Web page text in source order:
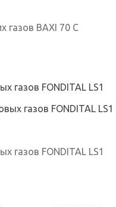
газов BAXI 70 С
газов FONDITAL LS1
газов FONDITAL LS1